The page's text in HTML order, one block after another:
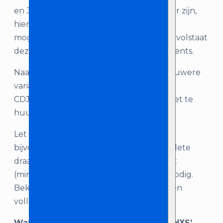
en 3000 speler, welke ook bij ons te huur zijn,
hierdoor beschikt deze over minder
mogelijkheden en functies. Desondanks volstaat
deze speler nog steeds op de meeste events.
Naast dit model kun je bij ons ook de nieuwere
varianten huren: de CDJ2000 NXS2 en
CDJ3000. Deze zijn zowel los als in een set te
huur.
Let op: dit is alleen een losse CD speler,
bijvoorbeeld ter uitbreiding van je complete
draaitafel. Een DJ heeft een volledige set
(minimaal 2 CD spelers + mengpaneel) nodig.
Bekijk ons assortiment om in één keer een
volledige set te huren!